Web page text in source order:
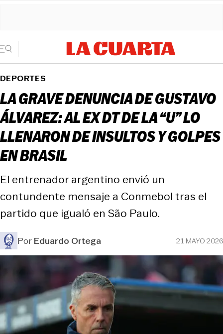
DEPORTES
LA GRAVE DENUNCIA DE GUSTAVO
ÁLVAREZ: AL EX DT DE LA “U” LO
LLENARON DE INSULTOS Y GOLPES
EN BRASIL
El entrenador argentino envió un
contundente mensaje a Conmebol tras el
partido que igualó en São Paulo.
PorEduardo Ortega 21 MAYO 2026